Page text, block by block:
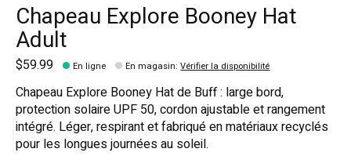
Chapeau Explore Booney Hat
Adult
$59.99 En ligne En magasin:Vérifier la disponibilité
Chapeau Explore Booney Hat de Buff : large bord,
protection solaire UPF 50, cordon ajustable et rangement
intégré. Léger, respirant et fabriqué en matériaux recyclés
pour les longues journées au soleil.